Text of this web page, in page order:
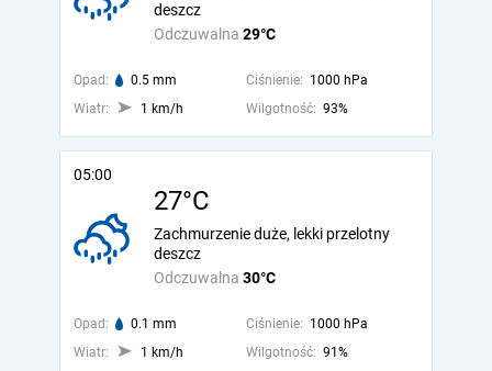
Odczuwalna 29°C
deszcz
Opad: 0.5 mm Ciśnienie: 1000 hPa
Wiatr:
1 km/h Wilgotność: 93%
05:00
27°C
Odczuwalna 30°C
Zachmurzenie duże, lekki przelotny
deszcz
Opad: 0.1 mm Ciśnienie: 1000 hPa
Wiatr:
1 km/h Wilgotność: 91%